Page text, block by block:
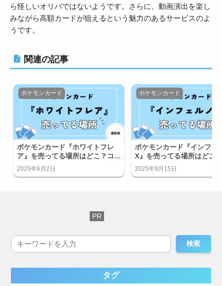
ら怪しいオリパではないようです。さらに、動画演出を楽し
みながら高額カードが狙えるという魅力のあるサービスのよ
うです。
関連の記事
ポケモンカード『ホワイトフレ
ア』を売ってる場所はどこ？コン
ビニで買える？
2025年6月2日
ポケモンカード
ポケモンカード『インフェ
X』を売ってる場所はどこ
ビニで買える？
2025年9月15日
ポケモンカード
検索
タグ